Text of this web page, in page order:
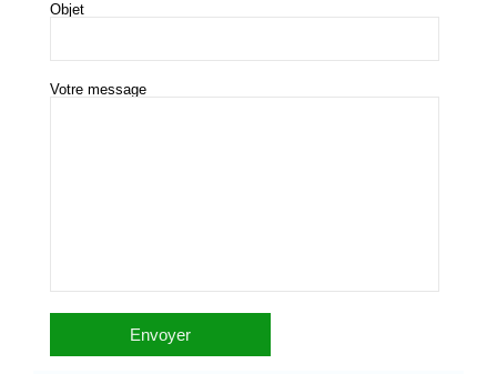
Objet
Votre message